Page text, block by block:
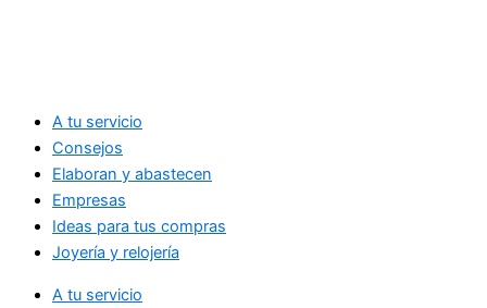
A tu servicio
Consejos
Elaboran y abastecen
Empresas
Ideas para tus compras
Joyería y relojería
A tu servicio